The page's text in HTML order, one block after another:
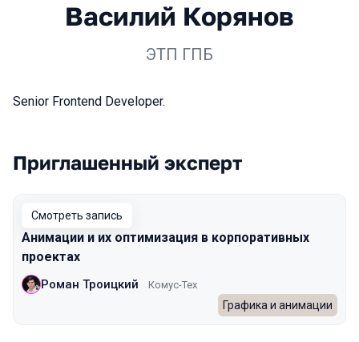
Василий Корянов
ЭТП ГПБ
Senior Frontend Developer.
Выступления в сезоне 2022 Autumn
Приглашенный эксперт
Смотреть запись
Анимации и их оптимизация в корпоративных
проектах
Роман Троицкий Комус-Тех
Графика и анимации